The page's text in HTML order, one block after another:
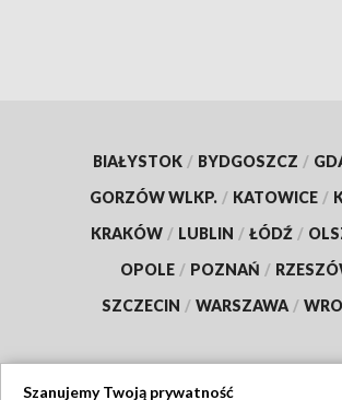
BIAŁYSTOK / BYDGOSZCZ /
GORZÓW WLKP. / KATOWICE /
KRAKÓW / LUBLIN / ŁÓDŹ /
OPOLE / POZNAŃ /
SZCZECIN / WARSZAWA /
Szanujemy Twoją prywatność